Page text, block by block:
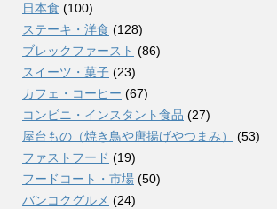
日本食 (100)
ステーキ・洋食 (128)
ブレックファースト (86)
スイーツ・菓子 (23)
カフェ・コーヒー (67)
コンビニ・インスタント食品 (27)
屋台もの（焼き鳥や唐揚げやつまみ）
(53)
ファストフード (19)
フードコート・市場 (50)
バンコクグルメ (24)